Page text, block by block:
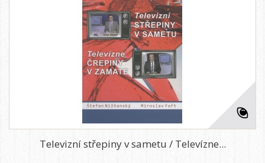
Televizní střepiny v sametu / Televízne...